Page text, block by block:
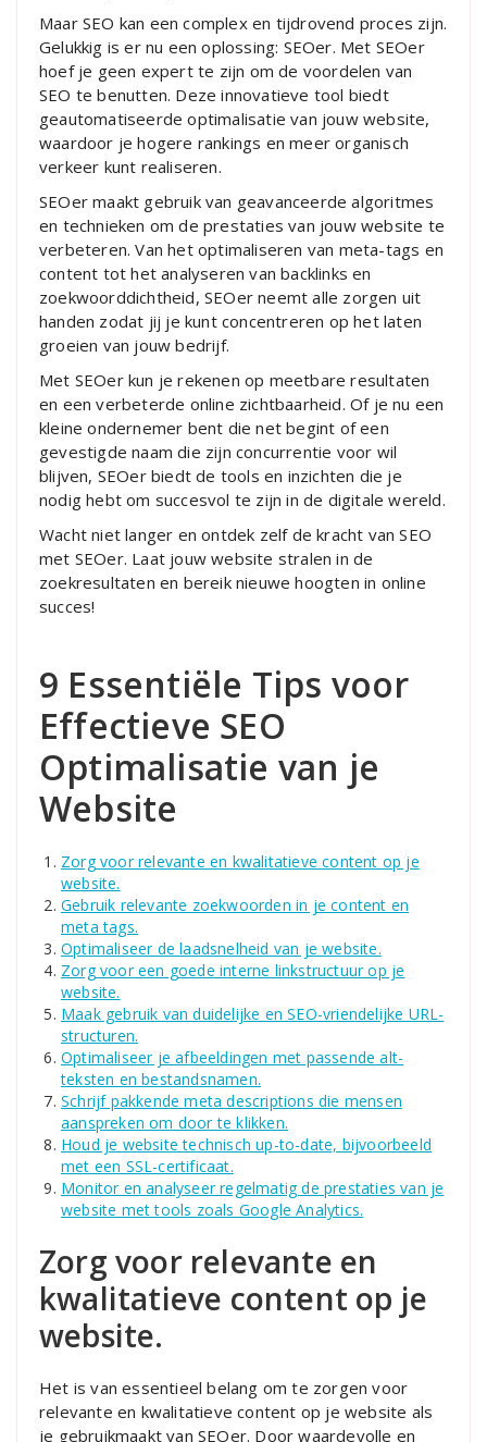
Maar SEO kan een complex en tijdrovend proces zijn.
Gelukkig is er nu een oplossing: SEOer. Met SEOer
hoef je geen expert te zijn om de voordelen van
SEO te benutten. Deze innovatieve tool biedt
geautomatiseerde optimalisatie van jouw website,
waardoor je hogere rankings en meer organisch
verkeer kunt realiseren.
SEOer maakt gebruik van geavanceerde algoritmes
en technieken om de prestaties van jouw website te
verbeteren. Van het optimaliseren van meta-tags en
content tot het analyseren van backlinks en
zoekwoorddichtheid, SEOer neemt alle zorgen uit
handen zodat jij je kunt concentreren op het laten
groeien van jouw bedrijf.
Met SEOer kun je rekenen op meetbare resultaten
en een verbeterde online zichtbaarheid. Of je nu een
kleine ondernemer bent die net begint of een
gevestigde naam die zijn concurrentie voor wil
blijven, SEOer biedt de tools en inzichten die je
nodig hebt om succesvol te zijn in de digitale wereld.
Wacht niet langer en ontdek zelf de kracht van SEO
met SEOer. Laat jouw website stralen in de
zoekresultaten en bereik nieuwe hoogten in online
succes!
9 Essentiële Tips voor
Effectieve SEO
Optimalisatie van je
Website
Zorg voor relevante en kwalitatieve content op je
website.
Gebruik relevante zoekwoorden in je content en
meta tags.
Optimaliseer de laadsnelheid van je website.
Zorg voor een goede interne linkstructuur op je
website.
Maak gebruik van duidelijke en SEO-vriendelijke URL-
structuren.
Optimaliseer je afbeeldingen met passende alt-
teksten en bestandsnamen.
Schrijf pakkende meta descriptions die mensen
aanspreken om door te klikken.
Houd je website technisch up-to-date, bijvoorbeeld
met een SSL-certificaat.
Monitor en analyseer regelmatig de prestaties van je
website met tools zoals Google Analytics.
Zorg voor relevante en
kwalitatieve content op je
website.
Het is van essentieel belang om te zorgen voor
relevante en kwalitatieve content op je website als
je gebruikmaakt van SEOer. Door waardevolle en